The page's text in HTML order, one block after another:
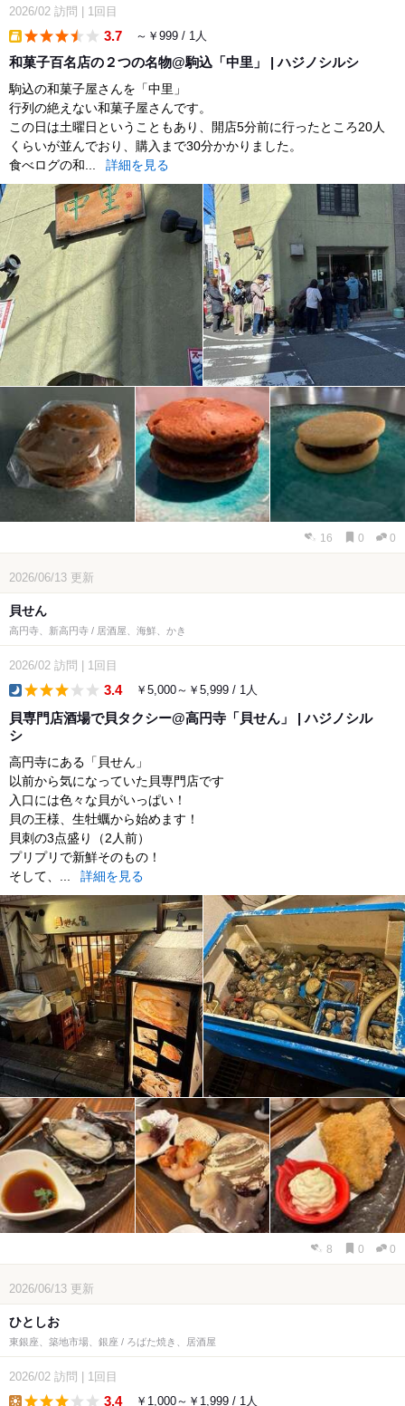
2026/02 訪問 1回目
3.7 ～￥999 / 1人
和菓子百名店の２つの名物@駒込「中里」 | ハジノシルシ
駒込の和菓子屋さんを「中里」
行列の絶えない和菓子屋さんです。
この日は土曜日ということもあり、開店5分前に行ったところ20人
くらいが並んでおり、購入まで30分かかりました。
食べログの和...
詳細を見る
16 0 0
2026/06/13 更新
貝せん
高円寺、新高円寺 / 居酒屋、海鮮、かき
2026/02 訪問 1回目
3.4 ￥5,000～￥5,999 / 1人
貝専門店酒場で貝タクシー@高円寺「貝せん」 | ハジノシル
シ
高円寺にある「貝せん」
以前から気になっていた貝専門店です
入口には色々な貝がいっぱい！
貝の王様、生牡蠣から始めます！
貝刺の3点盛り（2人前）
プリプリで新鮮そのもの！
そして、...
詳細を見る
8 0 0
2026/06/13 更新
ひとしお
東銀座、築地市場、銀座 / ろばた焼き、居酒屋
2026/02 訪問 1回目
3.4 ￥1,000～￥1,999 / 1人